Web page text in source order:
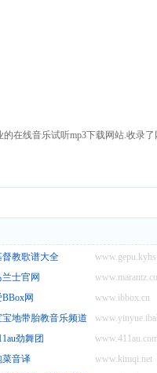
的在线音乐试听mp3下载网站.收录
督教歌谱大全
兰士官网
www.ibbox.cn
BBox网
宝地带胎教音乐频道
劲舞团
www.kimqi.net
菜音译